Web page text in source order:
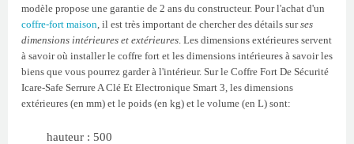
modèle propose une garantie de 2 ans du constructeur. Pour l'achat d'un
coffre-fort maison, il est très important de chercher des détails surses
dimensions intérieures et extérieures. Les dimensions extérieures servent
à savoir où installer le coffre fort et les dimensions intérieures à savoir les
biens que vous pourrez garder à l'intérieur. Sur le Coffre Fort De Sécurité
Icare-Safe Serrure A Clé Et Electronique Smart 3, les dimensions
extérieures (en mm) et le poids (en kg) et le volume (en L) sont:
hauteur : 500